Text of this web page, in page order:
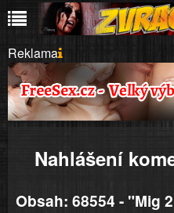
Reklama
Nahlášení
Obsah: 68554 - "Mig